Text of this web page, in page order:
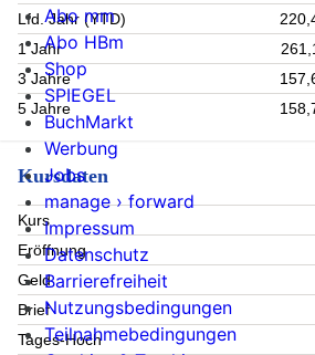
Lfd. Jahr (YTD)
1 Jahr
3 Jahre
5 Jahre
Kursdaten
Kurs
Eröffnung
Geld
Brief
Tages-Hoch
Abo mm
Abo HBm
Shop
SPIEGEL
BuchMarkt
Werbung
Jobs
manage › forward
Impressum
Datenschutz
Barrierefreiheit
Nutzungsbedingungen
Teilnahmebedingungen